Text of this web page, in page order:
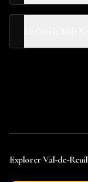
ExplorerVal-de-Reuil